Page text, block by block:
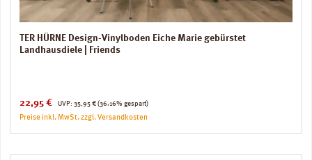
TER HÜRNE Design-Vinylboden Eiche Marie gebürstet
Landhausdiele | Friends
Verkaufspreis:
22,95 € UVP:
Regulärer Preis:
35,95 € (36.16% gespart)
Preise inkl. MwSt. zzgl. Versandkosten